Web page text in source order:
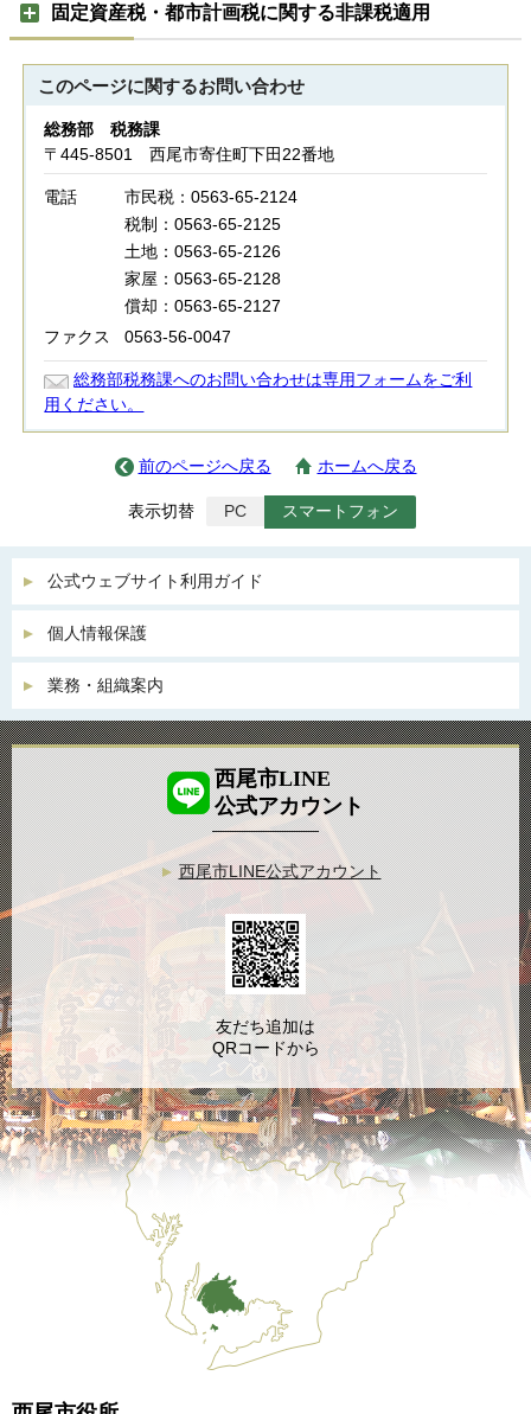
固定資産税・都市計画税に関する非課税適用
このページに関するお問い合わせ
総務部 税務課
〒445-8501 西尾市寄住町下田22番地
電話
市民税：0563-65-2124
税制：0563-65-2125
土地：0563-65-2126
家屋：0563-65-2128
償却：0563-65-2127
ファクス
0563-56-0047
総務部税務課へのお問い合わせは専用フォームをご利
用ください。
前のページへ戻る ホームへ戻る
表示切替 PC スマートフォン
公式ウェブサイト利用ガイド
個人情報保護
業務・組織案内
西尾市LINE
公式アカウント
西尾市LINE公式アカウント
友だち追加は
QRコードから